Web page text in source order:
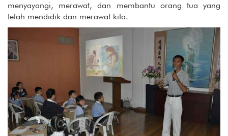
menyayangi, merawat, dan membantu orang tua yang
telah mendidik dan merawat kita.